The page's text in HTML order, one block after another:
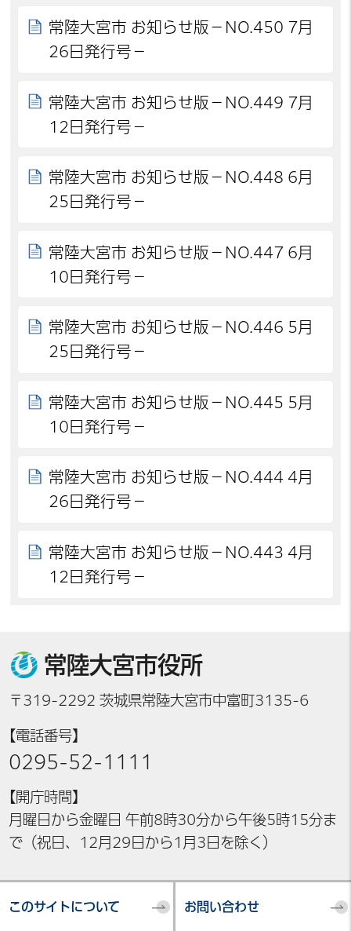
常陸大宮市 お知らせ版－NO.450 7月
26日発行号－
常陸大宮市 お知らせ版－NO.449 7月
12日発行号－
常陸大宮市 お知らせ版－NO.448 6月
25日発行号－
常陸大宮市 お知らせ版－NO.447 6月
10日発行号－
常陸大宮市 お知らせ版－NO.446 5月
25日発行号－
常陸大宮市 お知らせ版－NO.445 5月
10日発行号－
常陸大宮市 お知らせ版－NO.444 4月
26日発行号－
常陸大宮市 お知らせ版－NO.443 4月
12日発行号－
常陸大宮市役所
〒319-2292 茨城県常陸大宮市中富町3135-6
【電話番号】
0295-52-1111
【開庁時間】
月曜日から金曜日 午前8時30分から午後5時15分ま
で（祝日、12月29日から1月3日を除く）
このサイトについて お問い合わせ